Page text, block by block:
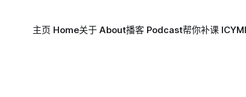
主页 Home关于 About播客 Podcast帮你补课 ICYMI